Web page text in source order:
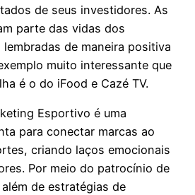
de seus investidores. As
parte das vidas dos
de maneira positiva
muito interessante que
é o do iFood e Cazé TV.
Esportivo é uma
para conectar marcas ao
criando laços emocionais
Por meio do patrocínio de
de estratégias de